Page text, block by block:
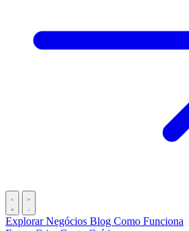
Explorar Negócios Blog Como Funciona